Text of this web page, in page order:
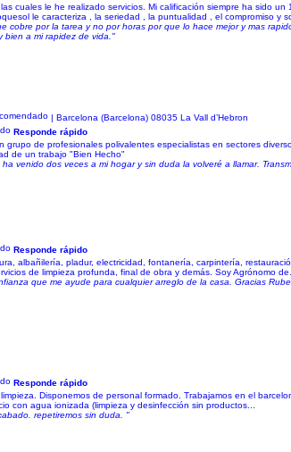
cuales le he realizado servicios. Mi calificación siempre ha sido
le caracteriza , la seriedad , la puntualidad , el compromiso y
cobre por la tarea y no por horas por que lo hace mejor y mas
bien a mi rapidez de vida."
| Barcelona (Barcelona) 08035 La Vall d’Hebron
Responde rápido
de profesionales polivalentes especialistas en sectores
de un trabajo "Bien Hecho"
venido dos veces a mi hogar y sin duda la volveré a llamar.
Responde rápido
albañilería, pladur, electricidad, fontanería, carpintería,
de limpieza profunda, final de obra y demás. Soy Agrónomo
que me ayude para cualquier arreglo de la casa. Gracias
Responde rápido
Disponemos de personal formado. Trabajamos en el
con agua ionizada (limpieza y desinfección sin productos...
repetiremos sin duda. "